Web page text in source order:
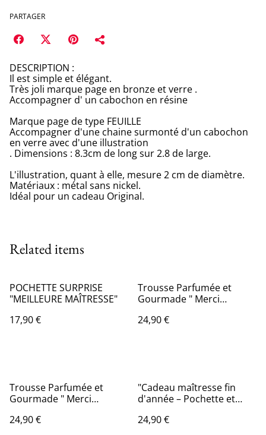
PARTAGER
DESCRIPTION :
Il est simple et élégant.
Très joli marque page en bronze et verre .
Accompagner d' un cabochon en résine
Marque page de type FEUILLE
Accompagner d'une chaine surmonté d'un cabochon
en verre avec d'une illustration
. Dimensions : 8.3cm de long sur 2.8 de large.
L'illustration, quant à elle, mesure 2 cm de diamètre.
Matériaux : métal sans nickel.
Idéal pour un cadeau Original.
Related items
POCHETTE SURPRISE
"MEILLEURE MAÎTRESSE"
17,90 €
Trousse Parfumée et
Gourmade " Merci
24,90 €
Trousse Parfumée et
Gourmade " Merci
Année "
24,90 €
"Cadeau maîtresse fin
d'année – Pochette et
24,90 €